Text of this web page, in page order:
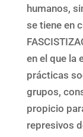
humanos,
se tiene en
en el que la
prácticas
grupos,
propicio
represivos